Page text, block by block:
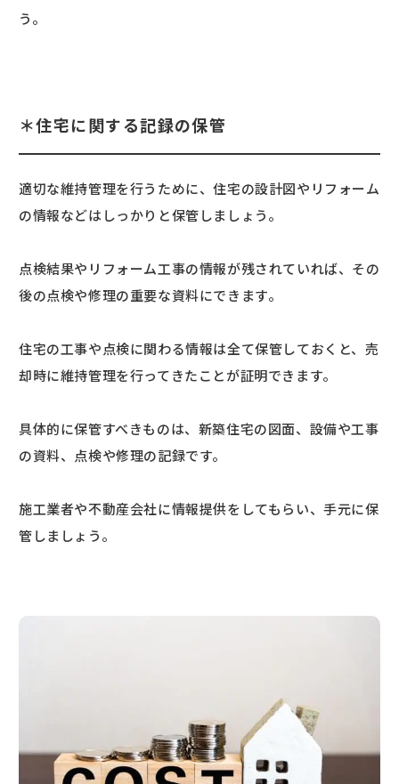
う。
＊住宅に関する記録の保管
適切な維持管理を行うために、住宅の設計図やリフォーム
の情報などはしっかりと保管しましょう。
点検結果やリフォーム工事の情報が残されていれば、その
後の点検や修理の重要な資料にできます。
住宅の工事や点検に関わる情報は全て保管しておくと、売
却時に維持管理を行ってきたことが証明できます。
具体的に保管すべきものは、新築住宅の図面、設備や工事
の資料、点検や修理の記録です。
施工業者や不動産会社に情報提供をしてもらい、手元に保
管しましょう。